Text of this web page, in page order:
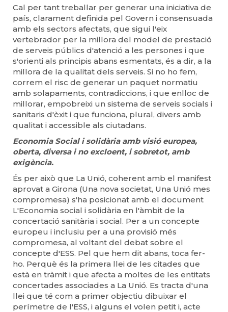
Cal per tant treballar per generar una iniciativa de
país, clarament definida pel Govern i consensuada
amb els sectors afectats, que sigui l'eix
vertebrador per la millora del model de prestació
de serveis públics d'atenció a les persones i que
s'orienti als principis abans esmentats, és a dir, a la
millora de la qualitat dels serveis. Si no ho fem,
correm el risc de generar un paquet normatiu
amb solapaments, contradiccions, i que enlloc de
millorar, empobreixi un sistema de serveis socials i
sanitaris d'èxit i que funciona, plural, divers amb
qualitat i accessible als ciutadans.
Economia Social i solidària amb visió europea,
oberta, diversa i no excloent, i sobretot, amb
exigència.
És per això que La Unió, coherent amb el manifest
aprovat a Girona (Una nova societat, Una Unió mes
compromesa) s'ha posicionat amb el document
L'Economia social i solidària en l'àmbit de la
concertació sanitària i social. Per a un concepte
europeu i inclusiu per a una provisió més
compromesa, al voltant del debat sobre el
concepte d'ESS. Pel que hem dit abans, toca fer-
ho. Perquè és la primera llei de les citades que
està en tràmit i que afecta a moltes de les entitats
concertades associades a La Unió. Es tracta d'una
llei que té com a primer objectiu dibuixar el
perímetre de l'ESS, i alguns el volen petit i, acte